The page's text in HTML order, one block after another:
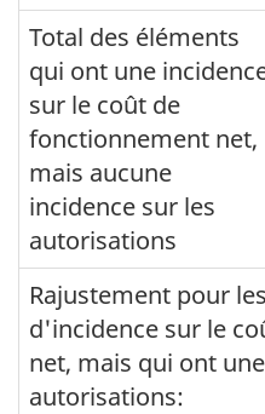
Total des éléments
qui ont une
sur le coût de
fonctionnement net,
mais aucune
incidence sur les
autorisations
Rajustement pour
d'incidence sur le
net, mais qui ont
autorisations: